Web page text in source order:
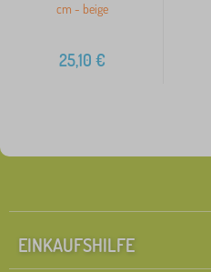
cm - beige
25,10 €
EINKAUFSHILFE